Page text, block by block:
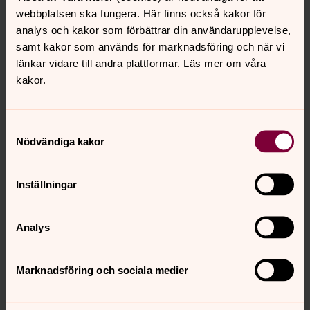
webbplatsen ska fungera. Här finns också kakor för
analys och kakor som förbättrar din användarupplevelse,
samt kakor som används för marknadsföring och när vi
länkar vidare till andra plattformar. Läs mer om våra
kakor.
Nödvändiga kakor
Inställningar
Analys
Marknadsföring och sociala medier
Mer om Pernilla Sjölund
Kantor i Anundsjö och Skorpeds församlingar
Annica Söderström
Mobil:
E-post:annica.soderstrom@svenskakyrkan.se
Mer om Annica Söderström